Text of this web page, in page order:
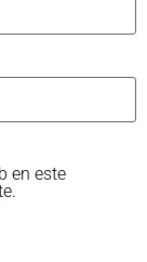
en este